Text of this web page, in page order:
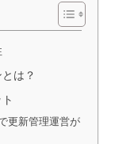
は？
更新管理運営が